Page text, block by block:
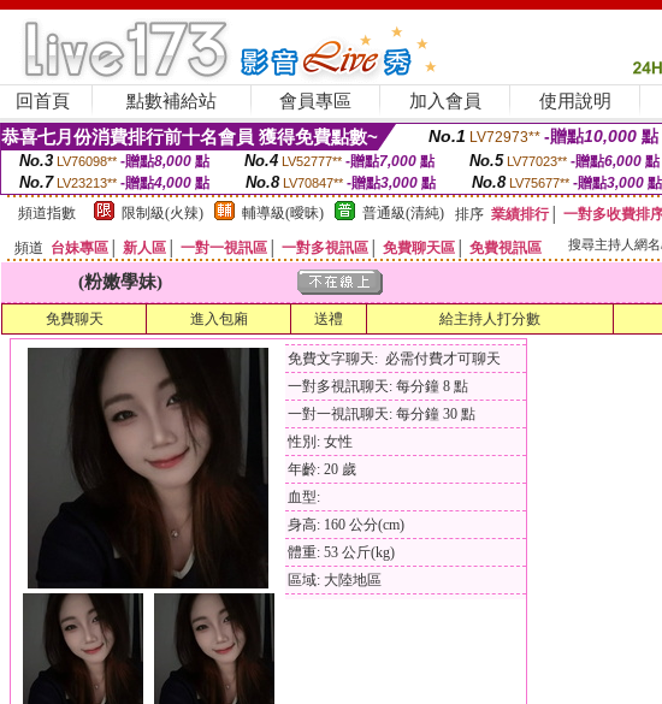
回首頁 點數補給站 會員專區 加入會員 使用說明
恭喜七月份消費排行前十名會員 獲得免費點數~ No.1 LV72973** -贈點10,000 點
No.3 LV76098** -贈點8,000點 No.4 LV52777** -贈點7,000點 No.5 LV77023** -贈點6,000點
No.7 LV23213** -贈點4,000 點 No.8 LV70847** -贈點3,000 點 No.8 LV75677** -贈點3,000點
頻道指數
限制級(火辣) 輔導級(曖昧) 普通級(清純) 排序 業績排行│ 一對多收費排
頻道 台妹專區 新人區 一對一視訊區 一對多視訊區 免費聊天區 免費視訊區 搜尋主持人網名
(粉嫩學妹)
免費聊天 進入包廂 送禮 給主持人打分數
免費文字聊天: 必需付費才可聊天
一對多視訊聊天: 每分鐘 8 點
一對一視訊聊天: 每分鐘 30 點
性別: 女性
年齡: 20 歲
血型:
身高: 160 公分(cm)
體重: 53 公斤(kg)
區域: 大陸地區